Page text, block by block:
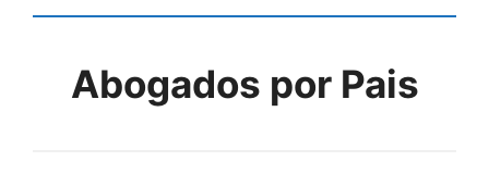
Abogados por Pais